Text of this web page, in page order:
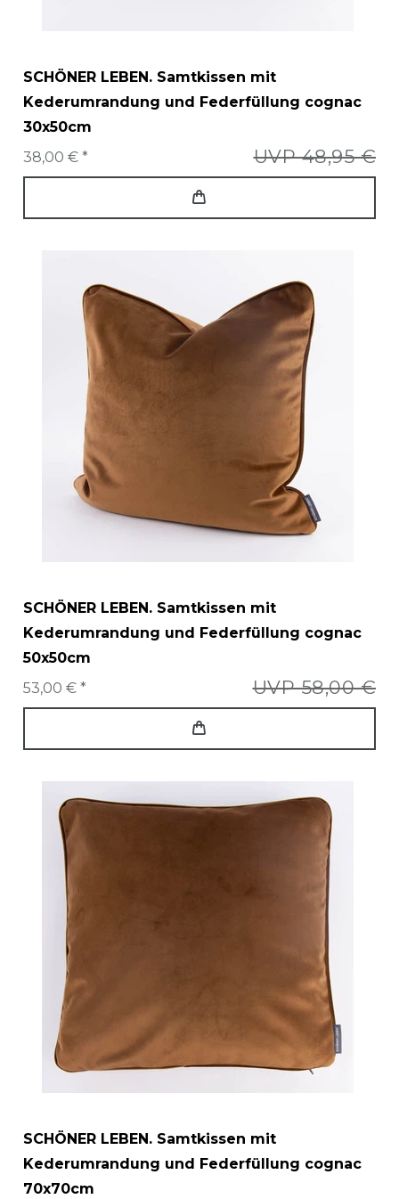
SCHÖNER LEBEN. Samtkissen mit
Kederumrandung und Federfüllung cognac
30x50cm
UVP 48,95 €
38,00 € *
SCHÖNER LEBEN. Samtkissen mit
Kederumrandung und Federfüllung cognac
50x50cm
UVP 58,00 €
53,00 € *
SCHÖNER LEBEN. Samtkissen mit
Kederumrandung und Federfüllung cognac
70x70cm